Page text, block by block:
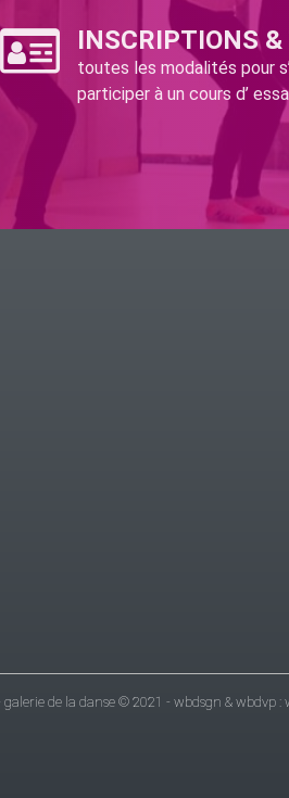
INSCRIPTIONS &
toutes les modalités pour
participer à un cours d’
de la danse © 2021 - wbdsgn & wbdvp :